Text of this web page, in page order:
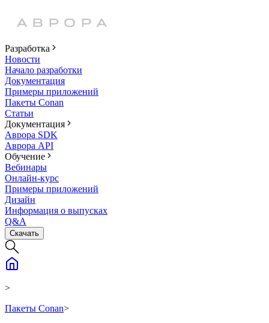
Разработка
Новости
Начало разработки
Документация
Примеры приложений
Пакеты Conan
Статьи
Документация
Аврора SDK
Аврора API
Обучение
Вебинары
Онлайн-курс
Примеры приложений
Дизайн
Информация о выпусках
Q&A
Скачать
>
Пакеты Conan>